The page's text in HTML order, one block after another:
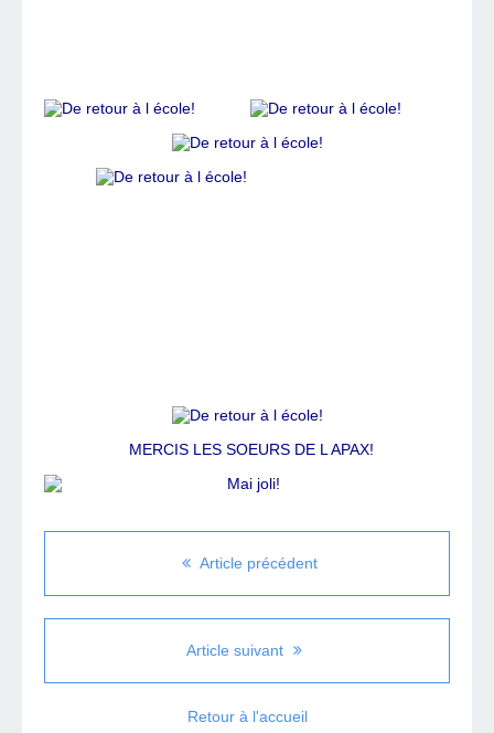
MERCIS LES SOEURS DE L APAX!
Article précédent
Article suivant
Retour à l'accueil